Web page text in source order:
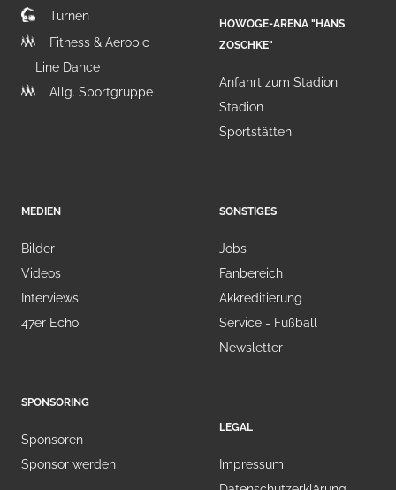
Turnen
Fitness & Aerobic
Line Dance
Allg. Sportgruppe
HOWOGE-ARENA "HANS
ZOSCHKE"
Anfahrt zum Stadion
Stadion
Sportstätten
MEDIEN
Bilder
Videos
Interviews
47er Echo
SPONSORING
Sponsoren
Sponsor werden
SONSTIGES
Jobs
Fanbereich
Akkreditierung
Service - Fußball
Newsletter
LEGAL
Impressum